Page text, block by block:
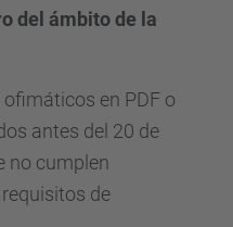
del ámbito de la
en PDF o
antes del 20 de
no cumplen
de